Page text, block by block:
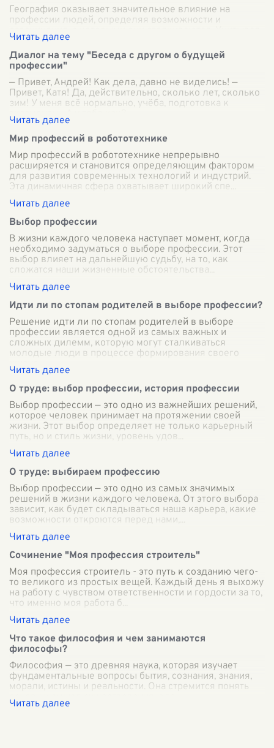
География оказывает значительное влияние на
профессии людей, определяя возможности и
ограничения, с которыми они сталкиваются. Учитывая
разнообразие природных условий, климатически
Диалог на тему "Беседа с другом о будущей
профессии"
— Привет, Андрей! Как дела, давно не виделись! —
Привет, Катя! Да, действительно, сколько лет, сколько
зим! У меня всё нормально, учёба, подготовка к
экзаменам... А у тебя как? —
Мир профессий в робототехнике
Мир профессий в робототехнике непрерывно
расширяется и становится определяющим фактором
для развития современных технологий и индустрий.
Эта динамичная сфера охватывает широкий спе
Выбор профессии
В жизни каждого человека наступает момент, когда
необходимо задуматься о выборе профессии. Этот
выбор влияет на дальнейшую судьбу, на то, как
сложатся наши жизненные обстоятельства
Идти ли по стопам родителей в выборе профессии?
Решение идти ли по стопам родителей в выборе
профессии является одной из самых важных и
сложных дилемм, которую могут сталкиваться
молодые люди в процессе формирования своего
жизне
О труде: выбор профессии, история профессии
Выбор профессии — это одно из важнейших решений,
которое человек принимает на протяжении своей
жизни. Этот выбор определяет не только карьерный
путь, но и стиль жизни, уровень удов
О труде: выбираем профессию
Выбор профессии — это одно из самых значимых
решений в жизни каждого человека. От этого выбора
зависит, как будет складываться наша карьера, какие
возможности откроются перед нами,
Сочинение "Моя профессия строитель"
Моя профессия строитель - это путь к созданию чего-
то великого из простых вещей. Каждый день я выхожу
на работу с чувством ответственности и гордости за то,
что именно моя работа б
Что такое философия и чем занимаются
философы?
Философия — это древняя наука, которая изучает
фундаментальные вопросы бытия, сознания, знания,
морали, истины и реальности. Она стремится понять
основу и смысл существования, а та